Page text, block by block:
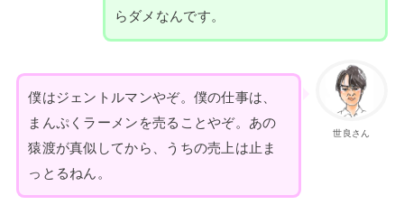
らダメなんです。
世良さん
僕はジェントルマンやぞ。僕の仕事は、
まんぷくラーメンを売ることやぞ。あの
猿渡が真似してから、うちの売上は止ま
っとるねん。